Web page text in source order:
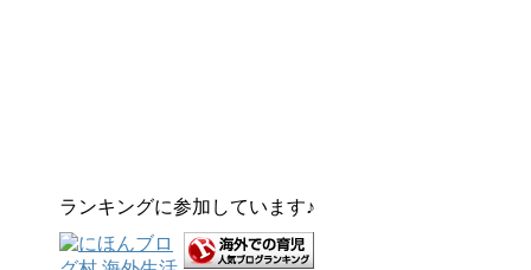
ランキングに参加しています♪